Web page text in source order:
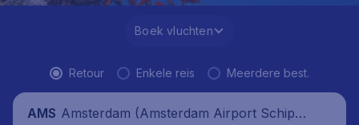
Boek vluchten
Retour Enkele reis Meerdere best.
AMS Amsterdam (Amsterdam Airport Schipho